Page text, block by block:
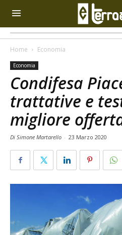
Home Economia
Economia
Condifesa
trattative e
migliore
Di Simone Martarello - 23 Marzo 2020